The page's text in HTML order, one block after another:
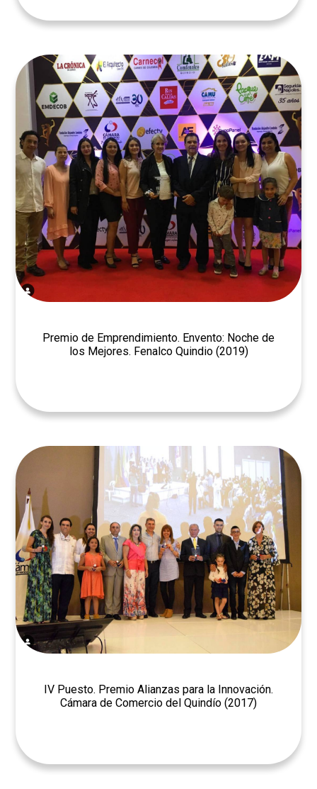
Premio de Emprendimiento. Envento: Noche de
los Mejores. Fenalco Quindio (2019)
IV Puesto. Premio Alianzas para la Innovación.
Cámara de Comercio del Quindío (2017)